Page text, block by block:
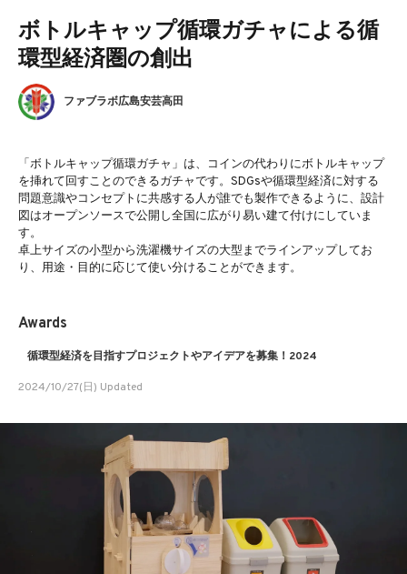
ボトルキャップ循環ガチャによる循
環型経済圏の創出
ファブラボ広島安芸高田
「ボトルキャップ循環ガチャ」は、コインの代わりにボトルキャップ
を挿れて回すことのできるガチャです。SDGsや循環型経済に対する
問題意識やコンセプトに共感する人が誰でも製作できるように、設計
図はオープンソースで公開し全国に広がり易い建て付けにしていま
す。
卓上サイズの小型から洗濯機サイズの大型までラインアップしてお
り、用途・目的に応じて使い分けることができます。
Awards
循環型経済を目指すプロジェクトやアイデアを募集！2024
2024/10/27(日) Updated